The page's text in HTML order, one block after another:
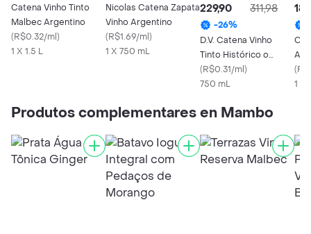
Catena Vinho Tinto
Malbec Argentino
(R$0.32/ml)
1 X 1.5 L
Nicolas Catena Zapata
Vinho Argentino
(R$1.69/ml)
1 X 750 mL
229,90
311,98
-26%
D.V. Catena Vinho
Tinto Histórico o
Argentino Zapata
(R$0.31/ml)
750 mL
(
1 X
Produtos complementares en Mambo